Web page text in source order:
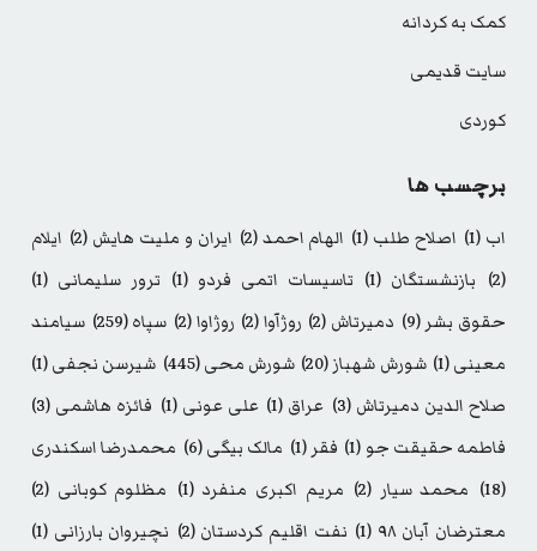
کمک به کردانه
سایت قدیمی
کوردی
برچسب ها
اب (1) اصلاح طلب (1) الهام احمد(2) ایران و ملیت هایش (2)
ایلام
(2)
بازنشستگان (1) تاسیسات اتمی فردو (1) ترور سلیمانی (1)
حقوق بشر (9) دمیرتاش (2) روژآوا(2) روژاوا(2) سپاه(259)
سیامند
معینی(1) شورش شهباز(20) شورش محی(445) شیرسن نجفی(1)
صلاح الدین دمیرتاش (3) عراق (1) علی عونی (1) فائزه هاشمی (3)
فاطمه حقیقت جو (1) فقر (1) مالک بیگی(6)
محمدرضا اسکندری
(18)
محمد سیار (2) مریم اکبری منفرد (1) مظلوم کوبانی (2)
معترضان آبان ۹۸
(1) نفت اقلیم کردستان (2) نچیروان بارزانی (1)